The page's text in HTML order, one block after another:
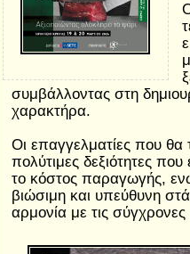
συμβάλλοντας στη
χαρακτήρα.
Οι επαγγελματίες που
πολύτιμες δεξιότητες
το κόστος παραγωγής,
βιώσιμη και υπεύθυνη
αρμονία με τις σύγχρονες